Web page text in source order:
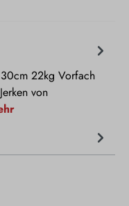
22kg Vorfach
von